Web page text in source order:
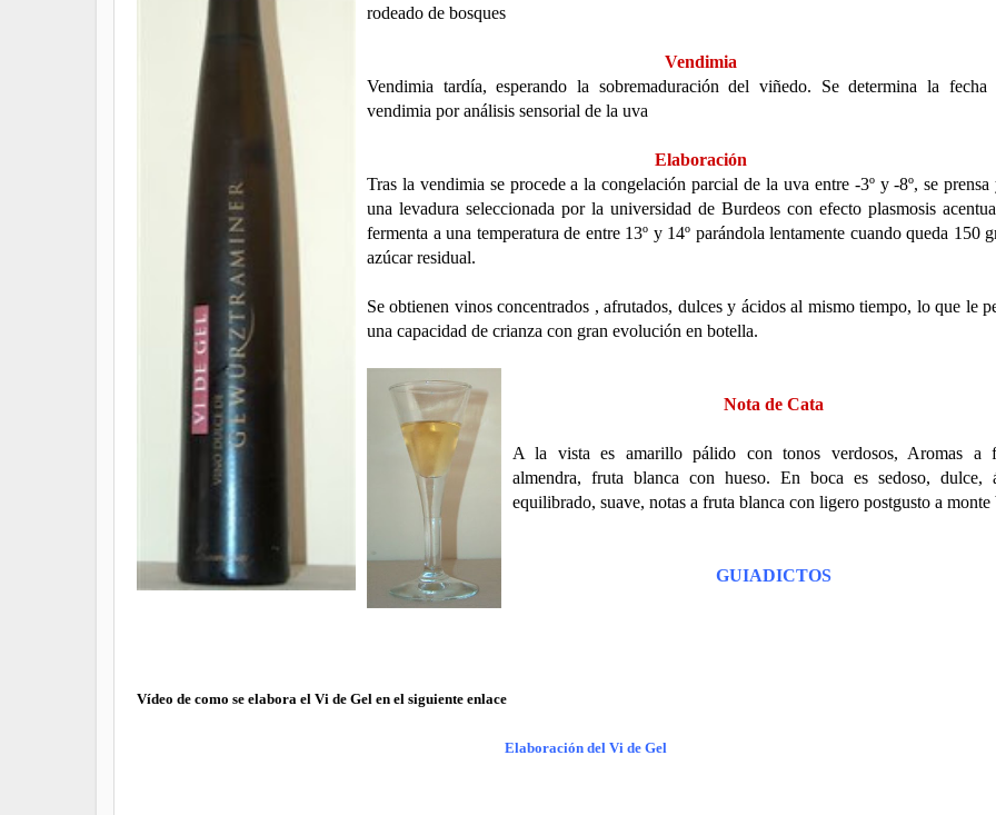
rodeado de bosques
Vendimia
Vendimia tardía, esperando la sobremaduración del viñedo. Se determina la fecha
vendimia por análisis sensorial de la uva
Elaboración
Tras la vendimia se procede a la congelación parcial de la uva entre -3º y -8º, se
una levadura seleccionada por la universidad de Burdeos con efecto plasmosis
fermenta a una temperatura de entre 13º y 14º parándola lentamente cuando queda 150
azúcar residual.
Se obtienen vinos concentrados ,afrutados, dulces y ácidos al mismo tiempo, lo que le
una capacidad de crianza con gran evolución en botella.
Nota de Cata
A la vista es amarillopálido con tonos verdosos, Aromas a
almendra, fruta blanca con hueso. En boca es sedoso, dulce,
equilibrado, suave, notas a fruta blanca con ligero postgusto a monte
GUIADICTOS
Vídeo de como se elabora el Vi de Gel en el siguiente enlace
Elaboración del Vi de Gel